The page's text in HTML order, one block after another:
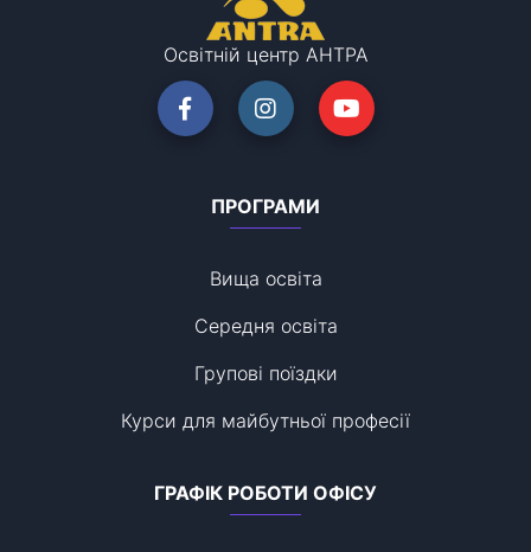
Освітній центр АНТРА
ПРОГРАМИ
Вища освіта
Середня освіта
Групові поїздки
Курси для майбутньої професії
ГРАФІК РОБОТИ ОФІСУ